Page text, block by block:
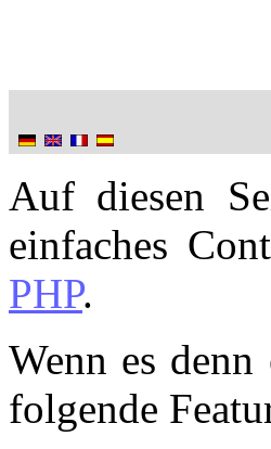
Auf diesen
einfaches
PHP.
Wenn es
folgende